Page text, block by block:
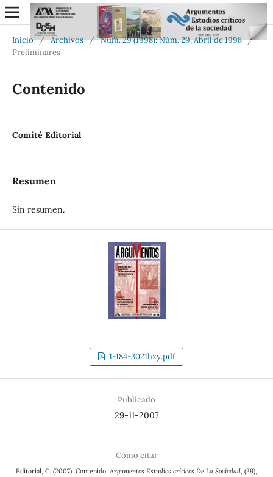
Inicio / Archivos / Núm. 29 (1998): Núm. 29, Abril de 1998 /
Preliminares
Contenido
Comité Editorial
Resumen
Sin resumen.
1-184-3021hxy.pdf
Publicado
29-11-2007
Cómo citar
Editorial, C. (2007). Contenido. Argumentos Estudios críticos De La Sociedad, (29),